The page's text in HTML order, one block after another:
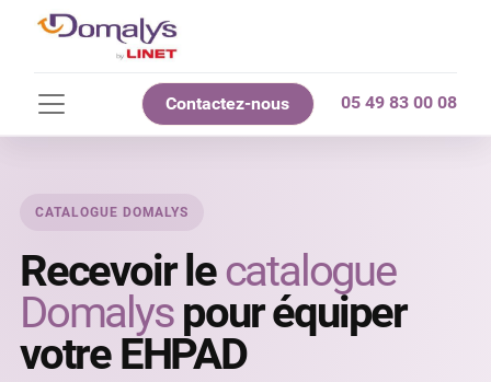
Contactez-nous 05 49 83 00 08
CATALOGUE DOMALYS
Recevoir lecatalogue
Domalyspour équiper
votre EHPAD